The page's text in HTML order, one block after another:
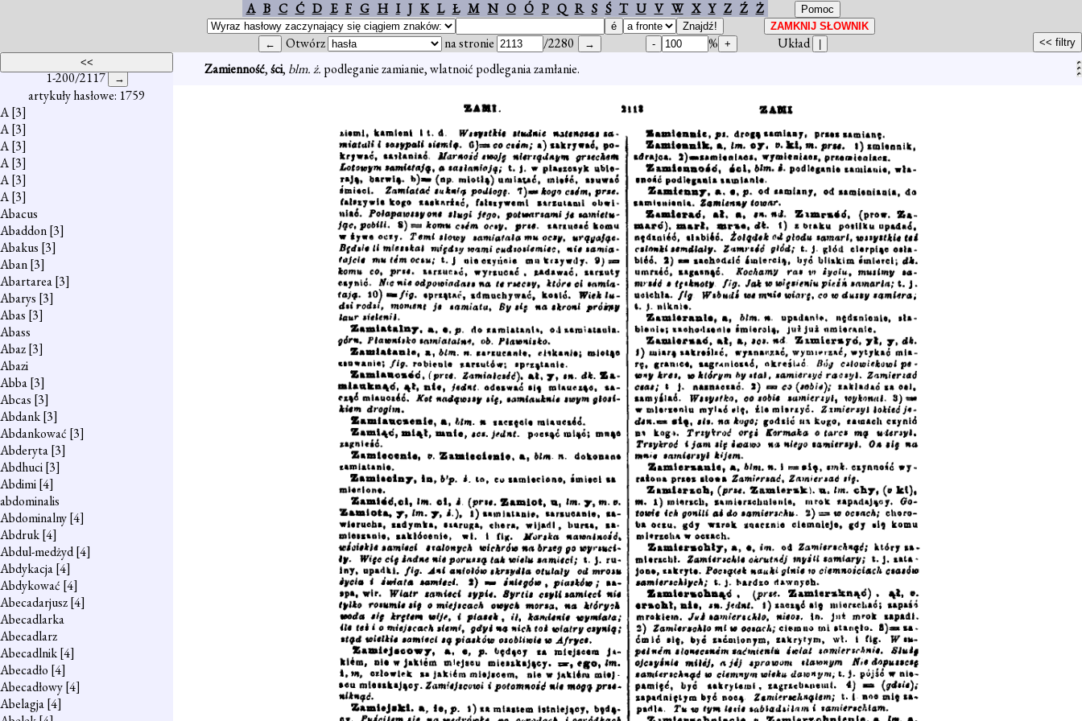
A B C Ć D E F G H I J K L Ł M N O Ó P Q R S Ś T U V W X Y Z Ź Ż
Otwórz na stronie /2280 % Układ
1-200/2117
artykuły hasłowe: 1759
A[3]
A[3]
A[3]
A[3]
A[3]
A[3]
Abacus
Abaddon[3]
Abakus [3]
Aban[3]
Abartarea[3]
Abarys [3]
Abas [3]
Abass
Abaz[3]
Abazi
Abba[3]
Abcas [3]
Abdank[3]
Abdankować [3]
Abderyta[3]
Abdhuci[3]
Abdimi[4]
abdominalis
Abdominalny[4]
Abdruk[4]
Abdul-medżyd[4]
Abdykacja[4]
Abdykować [4]
Abecadarjusz[4]
Abecadlarka
Abecadlarz
Abecadlnik[4]
Abecadło [4]
Abecadłowy[4]
Abelagja[4]
Zamienność,ści, blm. ż. podleganie zamianie, wlatnoić podlegania zamłanie.